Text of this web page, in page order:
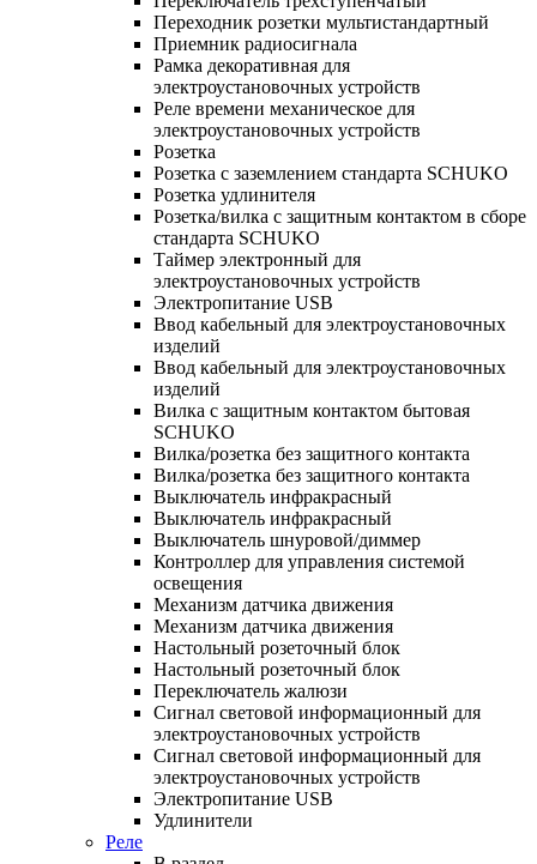
Переходник розетки мультистандартный
Приемник радиосигнала
Рамка декоративная для
электроустановочных устройств
Реле времени механическое для
электроустановочных устройств
Розетка
Розетка с заземлением стандарта SCHUKO
Розетка удлинителя
Розетка/вилка с защитным контактом в сборе
стандарта SCHUKO
Таймер электронный для
электроустановочных устройств
Электропитание USB
Ввод кабельный для электроустановочных
изделий
Ввод кабельный для электроустановочных
изделий
Вилка с защитным контактом бытовая
SCHUKO
Вилка/розетка без защитного контакта
Вилка/розетка без защитного контакта
Выключатель инфракрасный
Выключатель инфракрасный
Выключатель шнуровой/диммер
Контроллер для управления системой
освещения
Механизм датчика движения
Механизм датчика движения
Настольный розеточный блок
Настольный розеточный блок
Переключатель жалюзи
Сигнал световой информационный для
электроустановочных устройств
Сигнал световой информационный для
электроустановочных устройств
Электропитание USB
Удлинители
Реле